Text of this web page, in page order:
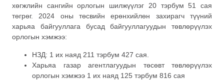
хөгжлийн сангийн орлогын шилжүүлэг 20 тэрбум 51 сая
төгрөг. 2024 оны төсвийн ерөнхийлөн захирагч түүний
харьяа байгууллага бусад байгууллагуудын төвлөрүүлэх
орлогын хэмжээ:
НЗД: 1 их наяд 211 тэрбум 427 сая.
Харьяа газар агентлагуудын төсөвт төвлөрүүлэх
орлогын хэмжээ 1 их наяд 125 тэрбум 816 сая